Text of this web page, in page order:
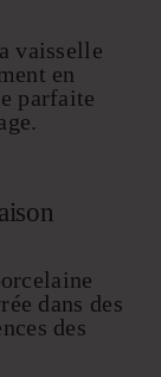
vaisselle
en
parfaite
dans des
des